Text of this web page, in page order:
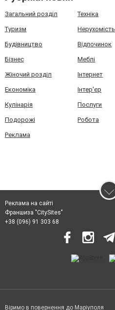
Загальний розділ Техніка
Туризм Нерухомість
Будівництво Відпочинок
Бізнес Меблі
Жіночий розділ Інтернет
Економіка Інтер'єр
Кулінарія Послуги
Подорожі Робота
Реклама
Реклама на сайті
Франшиза "CitySites"
+38 (096) 91 303 68
Віримо в повернення до Маріуполя